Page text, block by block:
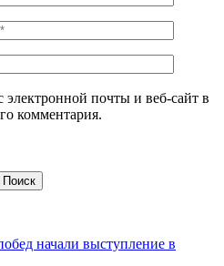
электронной почты и веб-сайт в
комментария.
начали выступление в